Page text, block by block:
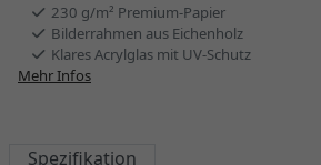
230 g/m² Premium-Papier
Bilderrahmen aus Eichenholz
Klares Acrylglas mit UV-Schutz
Mehr Infos
Spezifikation